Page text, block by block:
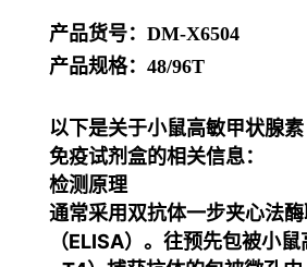
产品货号：DM-X6504
产品规格：48/96T
以下是关于小鼠高敏甲状腺
免疫试剂盒的相关信息：
检测原理
通常采用双抗体一步夹心法
（ELISA） 。往预先包被小